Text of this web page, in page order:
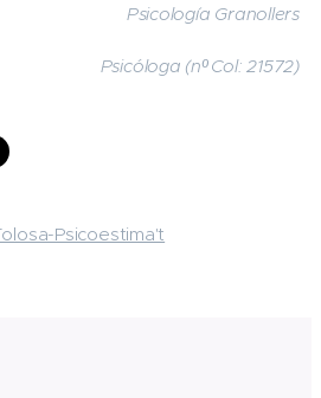
Psicología Granollers
Psicóloga (nº Col: 21572)